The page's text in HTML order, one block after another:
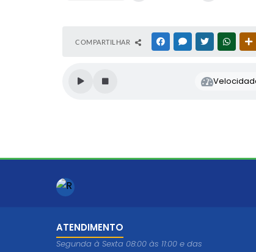
COMPARTILHAR FACEBOOKMESSENGER
TWITTER
ATENDIMENTO
Segunda à Sexta 08:00 às 11:00 e das